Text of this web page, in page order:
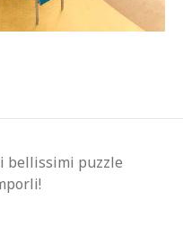
bellissimi puzzle